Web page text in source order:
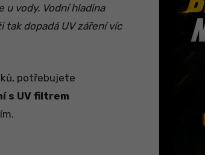
vody. Vodní hladina
tak dopadá UV záření víc
potřebujete
s UV filtrem